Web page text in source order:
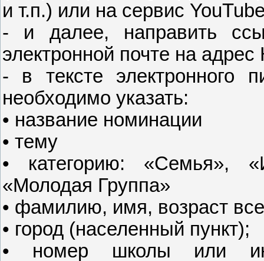
и т.п.) или на сервис
- и далее, направить
электронной почте на
- в тексте электронного
необходимо указать:
• название номинации
• тему
• категорию: «Семья»,
«Молодая Группа»
• фамилию, имя, возраст
• город (населенный пункт);
• номер школы или